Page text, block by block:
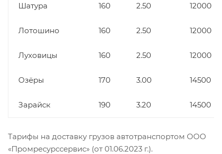
Шатура 160 2.50 12000
Лотошино 160 2.50 12000
Луховицы 160 2.50 12000
Озёры 170 3.00 14500
Зарайск 190 3.20 14500
Тарифы на доставку грузов автотранспортом ООО
«Промресурссервис» (от 01.06.2023 г.).